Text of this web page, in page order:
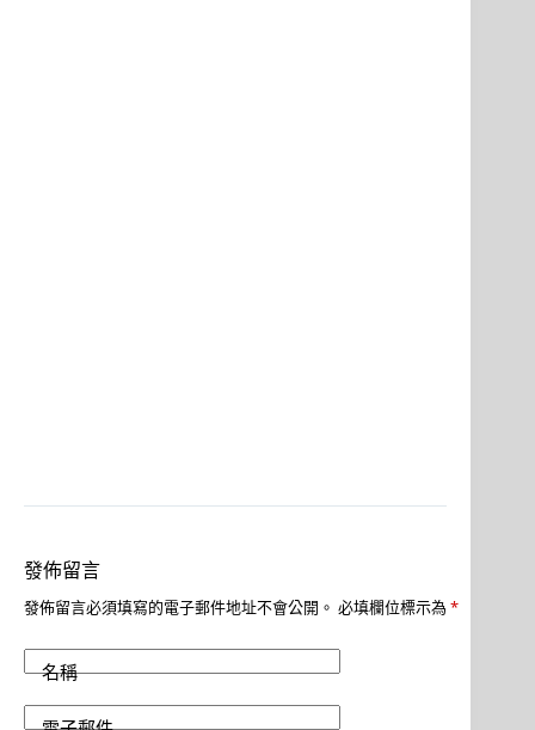
發佈留言
發佈留言必須填寫的電子郵件地址不會公開。 必填欄位標示為 *
名稱